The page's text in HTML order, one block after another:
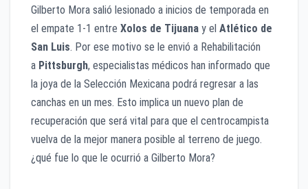
Gilberto Mora salió lesionado a inicios de temporada en
el empate 1-1 entre Xolos de Tijuana y el Atlético de
San Luis. Por ese motivo se le envió a Rehabilitación
a Pittsburgh, especialistas médicos han informado que
la joya de la Selección Mexicana podrá regresar a las
canchas en un mes. Esto implica un nuevo plan de
recuperación que será vital para que el centrocampista
vuelva de la mejor manera posible al terreno de juego.
¿qué fue lo que le ocurrió a Gilberto Mora?